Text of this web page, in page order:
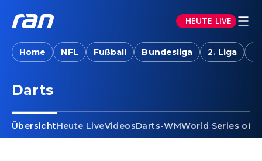
HEUTE LIVE
Home NFL Fußball Bundesliga 2. Liga
Darts - Michael van Gerwen
Darts
ÜbersichtHeute LiveVideosDarts-WMWorld Series of